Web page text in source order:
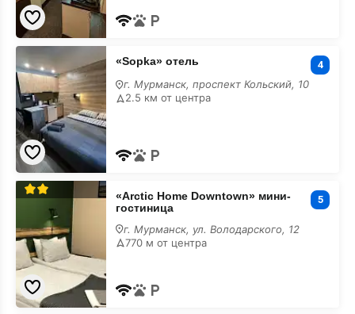
«Sopka»
отель
«Sopka» отель 4
г. Мурманск, проспект Кольский, 10
2.5 км от центра
«Arctic
Home
Downtown»
мини-
гостиница
«Arctic Home Downtown» мини-
гостиница
5
г. Мурманск, ул. Володарского, 12
770 м от центра